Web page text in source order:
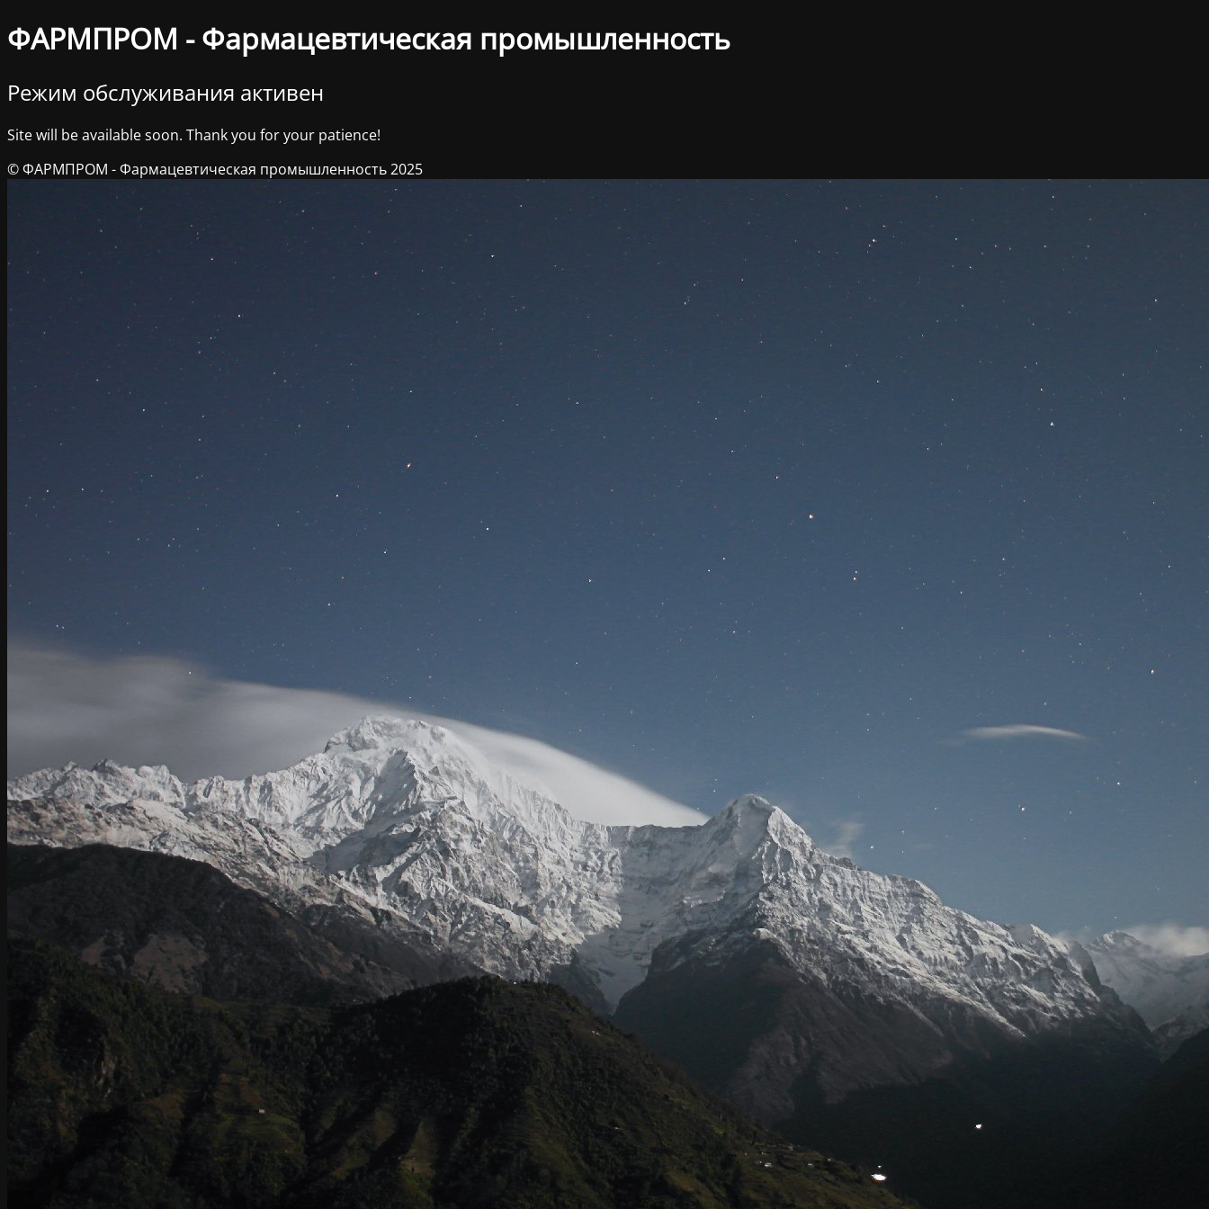
ФАРМПРОМ - Фармацевтическая промышленность
Режим обслуживания активен
Site will be available soon. Thank you for your patience!
© ФАРМПРОМ - Фармацевтическая промышленность 2025